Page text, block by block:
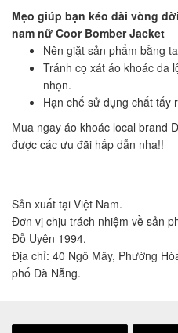
Mẹo giúp bạn kéo dài vòng
nam nữ Coor Bomber Jacket
Nên giặt sản phẩm bằng
Tránh cọ xát áo khoác da
nhọn.
Hạn chế sử dụng chất tẩy
Mua ngay áo khoác local brand
được các ưu đãi hấp dẫn nha!!
Sản xuất tại Việt Nam.
Đơn vị chịu trách nhiệm về sản
Đỗ Uyên 1994.
Địa chỉ: 40 Ngô Mây, Phường
phố Đà Nẵng.